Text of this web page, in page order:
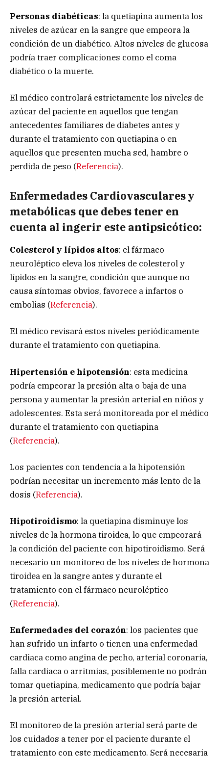
Personas diabéticas: la quetiapina aumenta los
niveles de azúcar en la sangre que empeora la
condición de un diabético. Altos niveles de glucosa
podría traer complicaciones como el coma
diabético o la muerte.
El médico controlará estrictamente los niveles de
azúcar del paciente en aquellos que tengan
antecedentes familiares de diabetes antes y
durante el tratamiento con quetiapina o en
aquellos que presenten mucha sed, hambre o
perdida de peso (Referencia).
Enfermedades Cardiovasculares y
metabólicas que debes tener en
cuenta al ingerir este antipsicótico:
Colesterol y lípidos altos: el fármaco
neuroléptico eleva los niveles de colesterol y
lípidos en la sangre, condición que aunque no
causa síntomas obvios, favorece a infartos o
embolias (Referencia).
El médico revisará estos niveles periódicamente
durante el tratamiento con quetiapina.
Hipertensión e hipotensión: esta medicina
podría empeorar la presión alta o baja de una
persona y aumentar la presión arterial en niños y
adolescentes. Esta será monitoreada por el médico
durante el tratamiento con quetiapina
(Referencia).
Los pacientes con tendencia a la hipotensión
podrían necesitar un incremento más lento de la
dosis (Referencia).
Hipotiroidismo: la quetiapina disminuye los
niveles de la hormona tiroidea, lo que empeorará
la condición del paciente con hipotiroidismo. Será
necesario un monitoreo de los niveles de hormona
tiroidea en la sangre antes y durante el
tratamiento con el fármaco neuroléptico
(Referencia).
Enfermedades del corazón: los pacientes que
han sufrido un infarto o tienen una enfermedad
cardiaca como angina de pecho, arterial coronaria,
falla cardiaca o arritmias, posiblemente no podrán
tomar quetiapina, medicamento que podría bajar
la presión arterial.
El monitoreo de la presión arterial será parte de
los cuidados a tener por el paciente durante el
tratamiento con este medicamento. Será necesaria